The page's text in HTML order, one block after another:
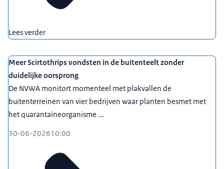
Lees verder
Meer Scirtothrips vondsten in de buitenteelt zonder
duidelijke oorsprong
De NVWA monitort momenteel met plakvallen de
buitenterreinen van vier bedrijven waar planten besmet met
het quarantaineorganisme ...
30-06-202610:00